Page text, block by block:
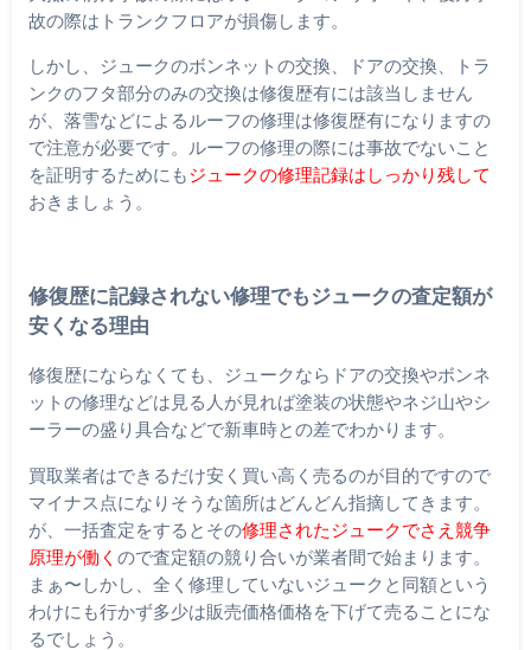
故の際はトランクフロアが損傷します。
しかし、ジュークのボンネットの交換、ドアの交換、トラ
ンクのフタ部分のみの交換は修復歴有には該当しません
が、落雪などによるルーフの修理は修復歴有になりますの
で注意が必要です。ルーフの修理の際には事故でないこと
を証明するためにもジュークの修理記録はしっかり残して
おきましょう。
修復歴に記録されない修理でもジュークの査定額が
安くなる理由
修復歴にならなくても、ジュークならドアの交換やボンネ
ットの修理などは見る人が見れば塗装の状態やネジ山やシ
ーラーの盛り具合などで新車時との差でわかります。
買取業者はできるだけ安く買い高く売るのが目的ですので
マイナス点になりそうな箇所はどんどん指摘してきます。
が、一括査定をするとその修理されたジュークでさえ競争
原理が働く ので査定額の競り合いが業者間で始まります。
まぁ〜しかし、全く修理していないジュークと同額という
わけにも行かず多少は販売価格価格を下げて売ることにな
るでしょう。